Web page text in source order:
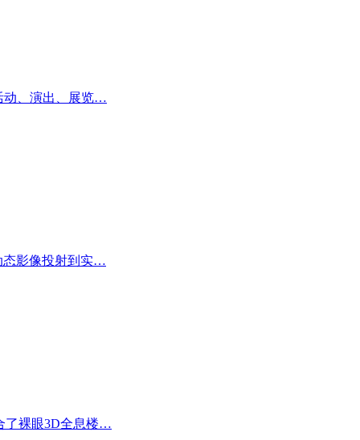
动、演出、展览…
态影像投射到实…
了裸眼3D全息楼…